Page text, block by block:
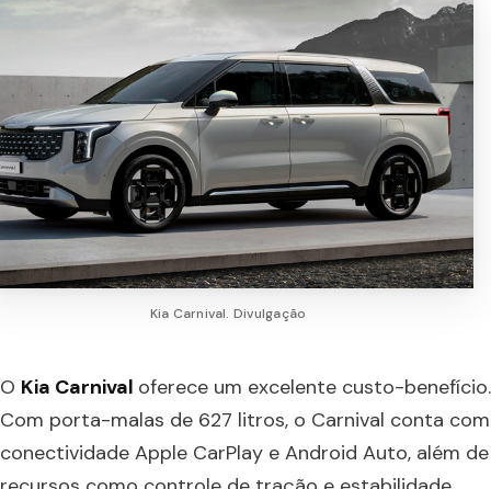
Kia Carnival. Divulgação
O Kia Carnival oferece um excelente custo-benefício.
Com porta-malas de 627 litros, o Carnival conta com
conectividade Apple CarPlay e Android Auto, além de